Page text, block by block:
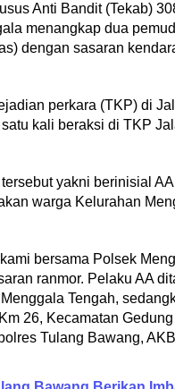
Anti Bandit (Tekab)
menangkap dua
dengan sasaran
perkara (TKP) di
kali beraksi di TKP
yakni berinisial
warga Kelurahan
bersama Polsek
ranmor. Pelaku AA
Tengah,
26, Kecamatan
Tulang Bawang,